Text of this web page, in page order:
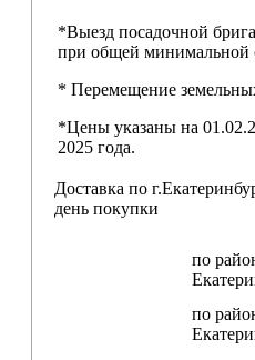
*Выезд посадочной
при общей минимальной
* Перемещение
*Цены указаны на
2025 года.
Доставка по
день покупки
по
по